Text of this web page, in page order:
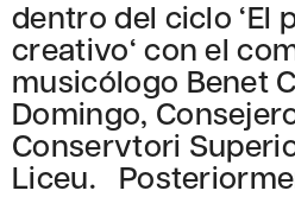
dentro del ciclo ‘El
creativo‘ con el
musicólogo Benet
Domingo,
Conservtori
Liceu.